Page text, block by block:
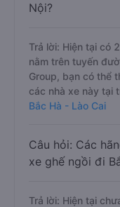
Nội?
Trả lời: Hiện tại có
nằm trên tuyến
Group, bạn có thể
các nhà xe này tại
Bắc Hà - Lào Cai
Câu hỏi: Các
xe ghế ngồi đi
Trả lời: Hiện tại